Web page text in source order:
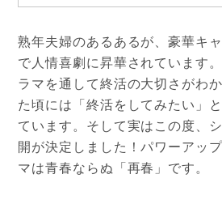
熟年夫婦のあるあるが、豪華キ
で人情喜劇に昇華されています
ラマを通して終活の大切さがわ
た頃には「終活をしてみたい」
ています。そして実はこの度、
開が決定しました！パワーアッ
マは青春ならぬ「再春」です。